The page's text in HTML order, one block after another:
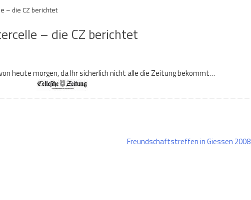
– die CZ berichtet
– die CZ berichtet
heute morgen, da Ihr sicherlich nicht alle die Zeitung bekommt…
Freundschaftstreffen in Giessen 2008